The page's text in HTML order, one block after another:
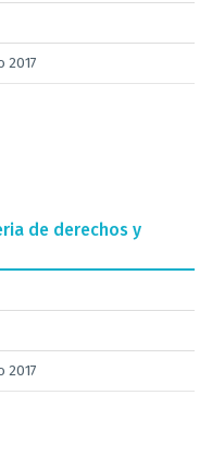
2017
de derechos y
2017